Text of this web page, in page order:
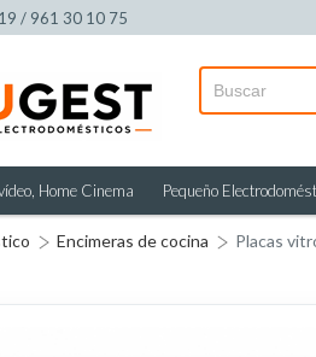
/ 961 30 10 75
Home Cinema Pequeño
Encimeras de cocina Placas